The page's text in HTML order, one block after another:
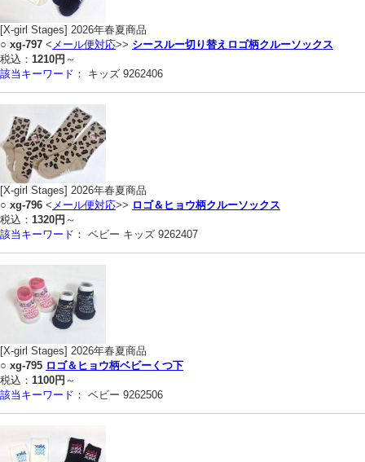
[X-girl Stages] 2026年春夏商品
○ xg-797 < メール便対応>> シースルー切り替えロゴ柄クルーソックス
税込： 1210円 ～
該当キーワード：
キッズ 9262406
[X-girl Stages] 2026年春夏商品
○ xg-796 < メール便対応>> ロゴ＆ヒョウ柄クルーソックス
税込： 1320円 ～
該当キーワード： ベビー キッズ 9262407
[X-girl Stages] 2026年春夏商品
○ xg-795 ロゴ＆ヒョウ柄ベビーくつ下
税込： 1100円 ～
該当キーワード： ベビー 9262506